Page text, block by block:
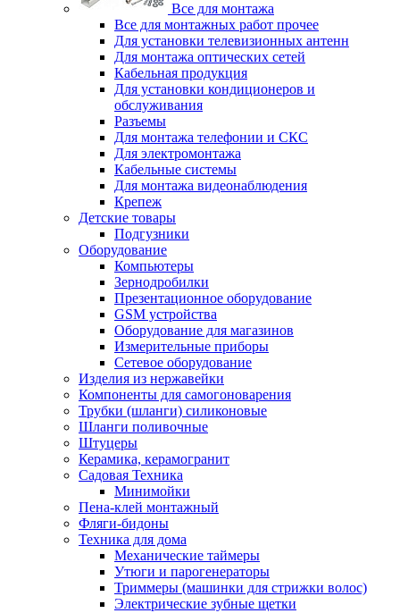
Все для монтажа
Все для монтажных работ прочее
Для установки телевизионных антенн
Для монтажа оптических сетей
Кабельная продукция
Для установки кондиционеров и
обслуживания
Разъемы
Для монтажа телефонии и СКС
Для электромонтажа
Кабельные системы
Для монтажа видеонаблюдения
Крепеж
Детские товары
Подгузники
Оборудование
Компьютеры
Зернодробилки
Презентационное оборудование
GSM устройства
Оборудование для магазинов
Измерительные приборы
Сетевое оборудование
Изделия из нержавейки
Компоненты для самогоноварения
Трубки (шланги) силиконовые
Шланги поливочные
Штуцеры
Керамика, керамогранит
Садовая Техника
Минимойки
Пена-клей монтажный
Фляги-бидоны
Техника для дома
Механические таймеры
Утюги и парогенераторы
Триммеры (машинки для стрижки волос)
Электрические зубные щетки